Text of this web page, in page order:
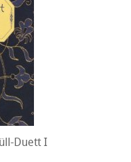
Duett I